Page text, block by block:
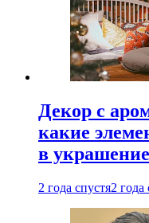
Декор с
какие
в
2 года спустя2 года